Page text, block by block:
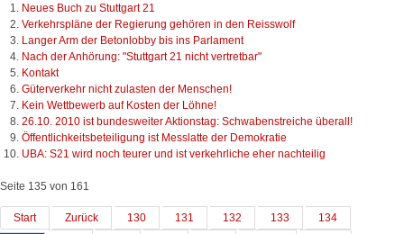
Neues Buch zu Stuttgart 21
Verkehrspläne der Regierung gehören in den Reisswolf
Langer Arm der Betonlobby bis ins Parlament
Nach der Anhörung: "Stuttgart 21 nicht vertretbar"
Kontakt
Güterverkehr nicht zulasten der Menschen!
Kein Wettbewerb auf Kosten der Löhne!
26.10. 2010 ist bundesweiter Aktionstag: Schwabenstreiche überall!
Öffentlichkeitsbeteiligung ist Messlatte der Demokratie
UBA: S21 wird noch teurer und ist verkehrliche eher nachteilig
Seite 135 von 161
Start Zurück 130 131 132 133
134